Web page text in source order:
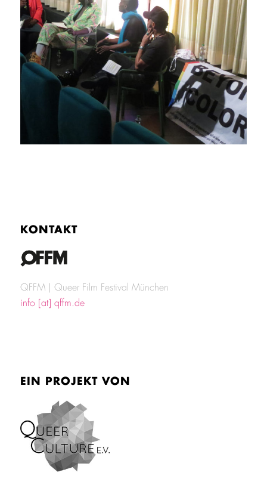
KONTAKT
QFFM | Queer Film Festival München
info [at] qffm.de
EIN PROJEKT VON